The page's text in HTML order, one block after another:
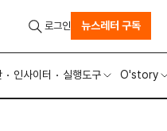
인사이터 실행도구 O'story
로그인 뉴스레터 구독